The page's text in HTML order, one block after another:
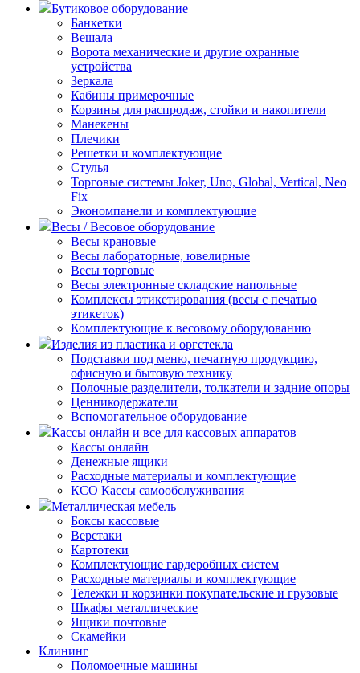
Бутиковое оборудование
Банкетки
Вешала
Ворота механические и другие охранные
устройства
Зеркала
Кабины примерочные
Корзины для распродаж, стойки и накопители
Манекены
Плечики
Решетки и комплектующие
Стулья
Торговые системы Joker, Uno, Global, Vertical, Neo
Fix
Экономпанели и комплектующие
Весы / Весовое оборудование
Весы крановые
Весы лабораторные, ювелирные
Весы торговые
Весы электронные складские напольные
Комплексы этикетирования (весы с печатью
этикеток)
Комплектующие к весовому оборудованию
Изделия из пластика и оргстекла
Подставки под меню, печатную продукцию,
офисную и бытовую технику
Полочные разделители, толкатели и задние опоры
Ценникодержатели
Вспомогательное оборудование
Кассы онлайн и все для кассовых аппаратов
Кассы онлайн
Денежные ящики
Расходные материалы и комплектующие
КСО Кассы самообслуживания
Металлическая мебель
Боксы кассовые
Верстаки
Картотеки
Комплектующие гардеробных систем
Расходные материалы и комплектующие
Тележки и корзинки покупательские и грузовые
Шкафы металлические
Ящики почтовые
Скамейки
Клининг
Поломоечные машины